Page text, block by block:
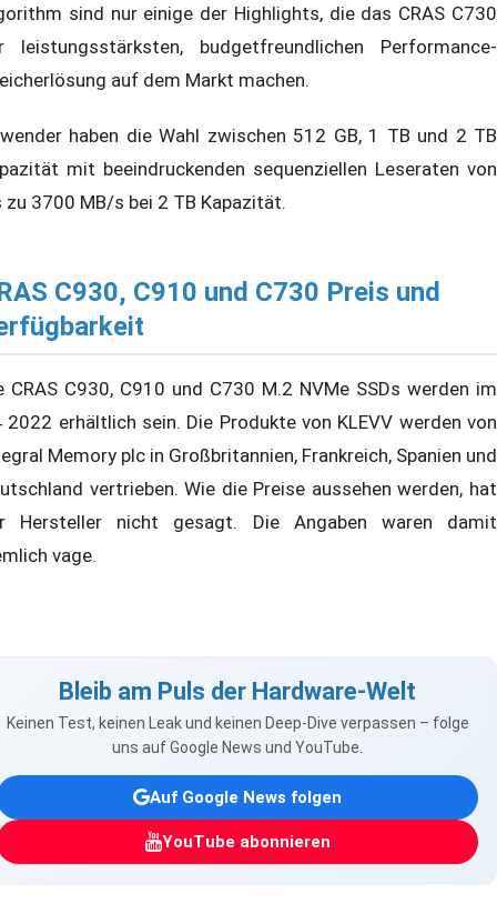
sind nur einige der Highlights, die das CRAS C730
leistungsstärksten, budgetfreundlichen Performance-
auf dem Markt machen.
haben die Wahl zwischen 512 GB, 1 TB und 2 TB
mit beeindruckenden sequenziellen Leseraten von
zu 3700 MB/s bei 2 TB Kapazität.
C930, C910 und C730 Preis und
CRAS C930, C910 und C730 M.2 NVMe SSDs werden im
2022 erhältlich sein. Die Produkte von KLEVV werden von
Memory plc in Großbritannien, Frankreich, Spanien und
vertrieben. Wie die Preise aussehen werden, hat
Hersteller nicht gesagt. Die Angaben waren damit
vage.
Bleib am Puls der Hardware-Welt
Keinen Test, keinen Leak und keinen Deep-Dive verpassen – folge
uns auf Google News und YouTube.
Auf Google News folgen
YouTube abonnieren